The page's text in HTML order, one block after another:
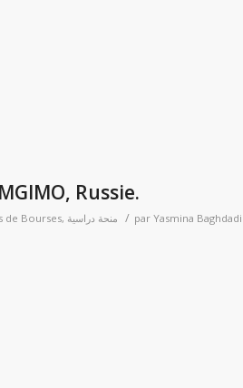
Russie.
de Bourses, منحة دراسية / par Yasmina Baghdadi